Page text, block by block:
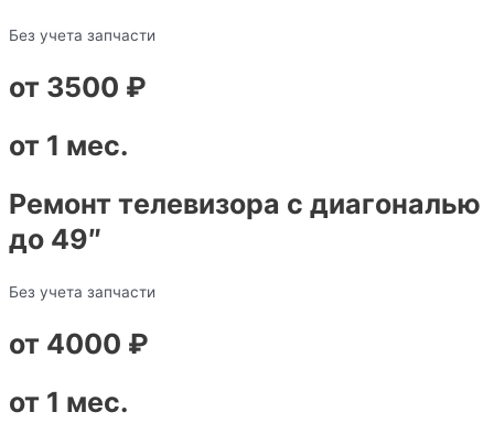
Без учета запчасти
от 3500 ₽
от 1 мес.
Ремонт телевизора с диагональю
до 49″
Без учета запчасти
от 4000 ₽
от 1 мес.